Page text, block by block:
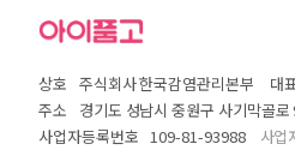
상호 주식회사 한국감염관리본부 대
주소 경기도 성남시 중원구 사기막골
사업자등록번호 109-81-93988 사업